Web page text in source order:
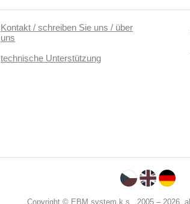
Kontakt / schreiben Sie uns / über
uns
technische Unterstützung
Copyright © EBM system k.s., 2005 – 2026,